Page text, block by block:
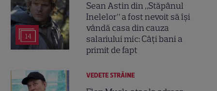
14
Sean Astin din „Stăpânul
Inelelor” a fost nevoit să își
vândă casa din cauza
salariului mic: Câți bani a
primit de fapt
VEDETE STRĂINE